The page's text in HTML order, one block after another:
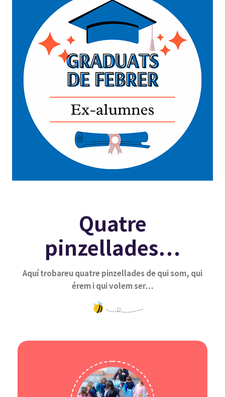
Quatre
pinzellades…
Aquí trobareu quatre pinzellades de qui som, qui
érem i qui volem ser…